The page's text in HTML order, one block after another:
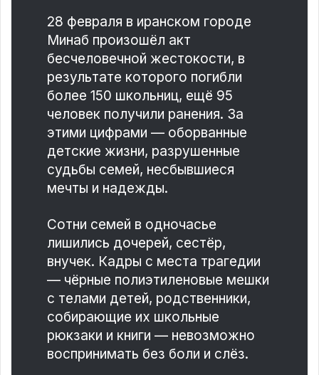
28 февраля в иранском городе
Минаб произошёл акт
бесчеловечной жестокости, в
результате которого погибли
более 150 школьниц, ещё 95
человек получили ранения. За
этими цифрами — оборванные
детские жизни, разрушенные
судьбы семей, несбывшиеся
мечты и надежды.
Сотни семей в одночасье
лишились дочерей, сестёр,
внучек. Кадры с места трагедии
— чёрные полиэтиленовые мешки
с телами детей, родственники,
собирающие их школьные
рюкзаки и книги — невозможно
воспринимать без боли и слёз.